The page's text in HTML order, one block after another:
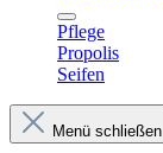
Pflege
Propolis
Seifen
Menü schließen